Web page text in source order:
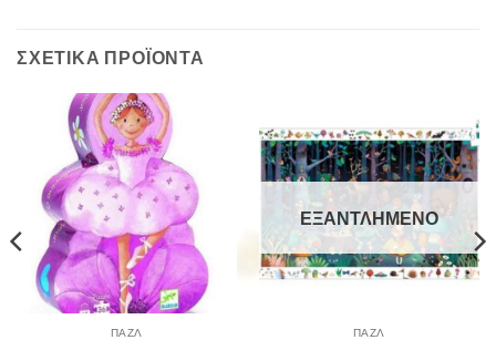
ΣΧΕΤΙΚΆ ΠΡΟΪΌΝΤΑ
ΠΑΖΛ
ΕΞΑΝΤΛΗΜΈΝΟ
ΠΑΖΛ